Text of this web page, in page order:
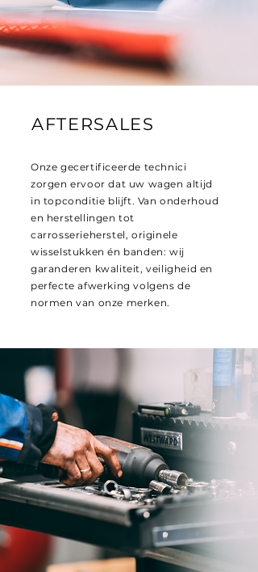
AFTERSALES
Onze gecertificeerde technici
zorgen ervoor dat uw wagen altijd
in topconditie blijft. Van onderhoud
en herstellingen tot
carrosserieherstel, originele
wisselstukken én banden: wij
garanderen kwaliteit, veiligheid en
perfecte afwerking volgens de
normen van onze merken.